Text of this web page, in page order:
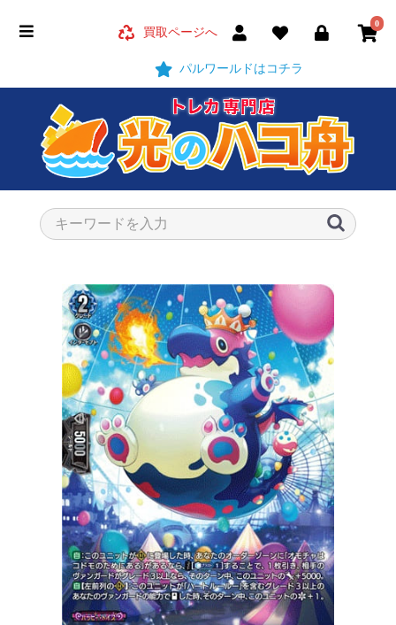
買取ページへ
パルワールドはコチラ
0